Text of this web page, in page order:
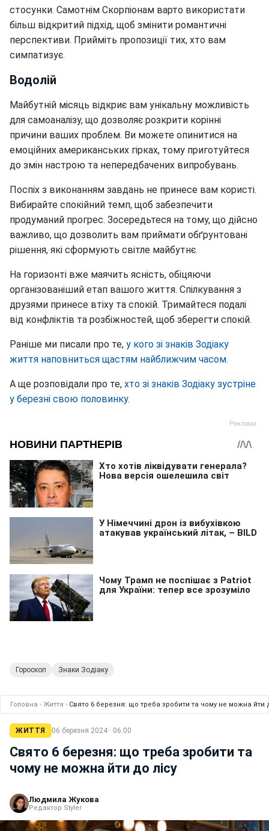
стосунки. Самотнім Скорпіонам варто використати
більш відкритий підхід, щоб змінити романтичні
перспективи. Прийміть пропозиції тих, хто вам
симпатизує.
Водолій
Майбутній місяць відкриє вам унікальну можливість
для самоаналізу, що дозволяє розкрити корінні
причини ваших проблем. Ви можете опинитися на
емоційних американських гірках, тому приготуйтеся
до змін настрою та непередбачених випробувань.
Поспіх з виконанням завдань не принесе вам користі.
Вибирайте спокійний темп, щоб забезпечити
продуманий прогрес. Зосередьтеся на тому, що дійсно
важливо, що дозволить вам приймати обґрунтовані
рішення, які сформують світле майбутнє.
На горизонті вже маячить ясність, обіцяючи
організованіший етап вашого життя. Спілкування з
друзями принесе втіху та спокій. Тримайтеся подалі
від конфліктів та розбіжностей, щоб зберегти спокій.
Раніше ми писали про те, у кого зі знаків Зодіаку
життя наповниться щастям найближчим часом.
А ще розповідали про те, хто зі знаків Зодіаку зустріне
у березні свою половинку.
Гороскоп Знаки Зодіаку
Головна › Життя › Свято 6 березня: що треба зробити та чому не можна йти
ЖИТТЯ 06 березня 2024 · 06:00
Свято 6 березня: що треба зробити та
чому не можна йти до лісу
Людмила Жукова
Редактор Styler